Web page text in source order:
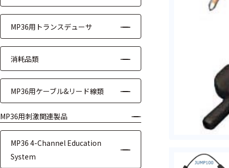
スイッチ
センサ・信号処
信号処理
モジュー
ル
MP36用トランスデューサ
消耗品類
MP36用ケーブル&リード線類
MP36用刺激関連製品
MP36 4-Channel Education
System